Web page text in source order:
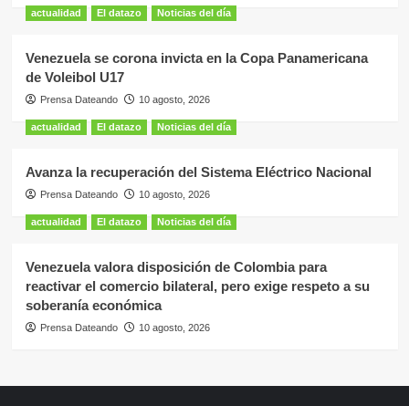
actualidad El datazo Noticias del día
Venezuela se corona invicta en la Copa Panamericana
de Voleibol U17
Prensa Dateando 10 agosto, 2026
actualidad El datazo Noticias del día
Avanza la recuperación del Sistema Eléctrico Nacional
Prensa Dateando 10 agosto, 2026
actualidad El datazo Noticias del día
Venezuela valora disposición de Colombia para
reactivar el comercio bilateral, pero exige respeto a su
soberanía económica
Prensa Dateando 10 agosto, 2026